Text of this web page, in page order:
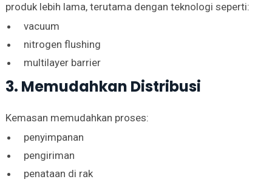
produk lebih lama, terutama dengan teknologi seperti:
vacuum
nitrogen flushing
multilayer barrier
3. Memudahkan Distribusi
Kemasan memudahkan proses:
penyimpanan
pengiriman
penataan di rak